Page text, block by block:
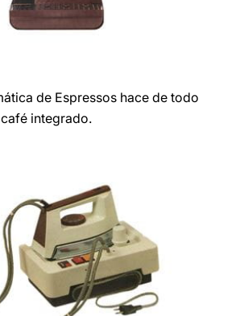
de Espressos hace de todo
integrado.